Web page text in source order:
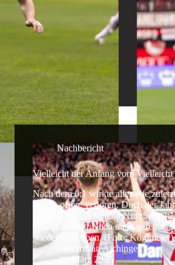
Nachbericht
Vielleicht der Anfang vom Vielleicht
Nach dem 0:1 wirkte alles wie
fahrig, offen, verloren. Doch der
dreht das Spiel, schlägt Nürnberg 2:1
und ist zurück. Noch nicht gerettet,
wieder am Leben. (Foto: Köglmeier)
Maximilian Aichinger
30. März 2025